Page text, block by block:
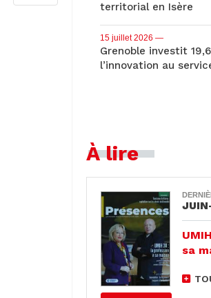
territorial en Isère
15 juillet 2026 —
Grenoble investit
l’innovation au
À lire
sa